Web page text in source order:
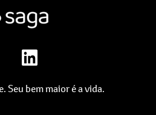
Seu bem maior é a vida.